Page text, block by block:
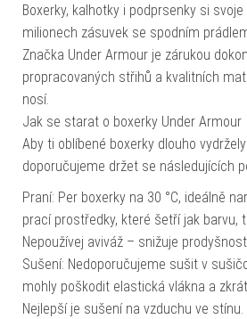
Boxerky, kalhotky i podprsenky si
milionech zásuvek se spodním
Značka Under Armour je zárukou
propracovaných střihů a kvalitních
nosí.
Jak se starat o boxerky Under Armour
Aby ti oblíbené boxerky dlouho
doporučujeme držet se následujících
Praní: Per boxerky na 30 °C, ideálně
prací prostředky, které šetří jak barvu,
Nepoužívej aviváž – snižuje
Sušení: Nedoporučujeme sušit v
mohly poškodit elastická vlákna a
Nejlepší je sušení na vzduchu ve stínu.